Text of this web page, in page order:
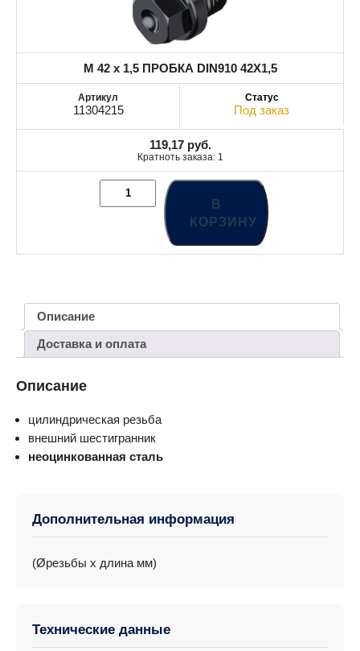
M 42 x 1,5 ПРОБКА DIN910 42X1,5
11304215 Под заказ
119,17 руб.
Кратноть заказа: 1
В
КОРЗИНУ
Описание
Доставка и оплата
Описание
цилиндрическая резьба
внешний шестигранник
неоцинкованная сталь
Дополнительная информация
(Øрезьбы x длина мм)
Технические данные